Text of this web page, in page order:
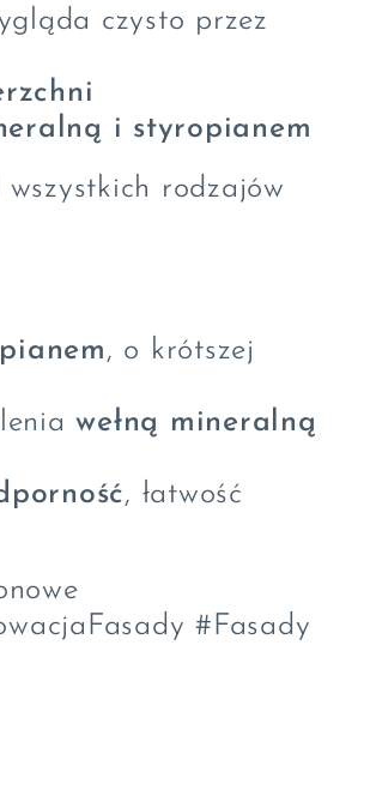
czysto przez
i styropianem
wszystkich rodzajów
, o krótszej
wełną mineralną
, łatwość
#Fasady